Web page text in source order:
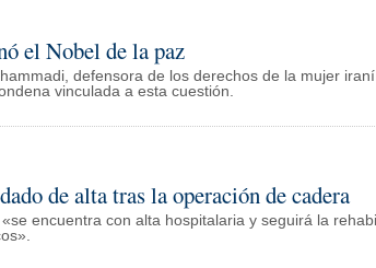
el Nobel de la paz
defensora de los derechos de la mujer
vinculada a esta cuestión.
de alta tras la operación de cadera
encuentra con alta hospitalaria y seguirá la